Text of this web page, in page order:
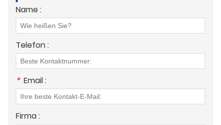
Name :
Telefon :
* Email :
Firma :